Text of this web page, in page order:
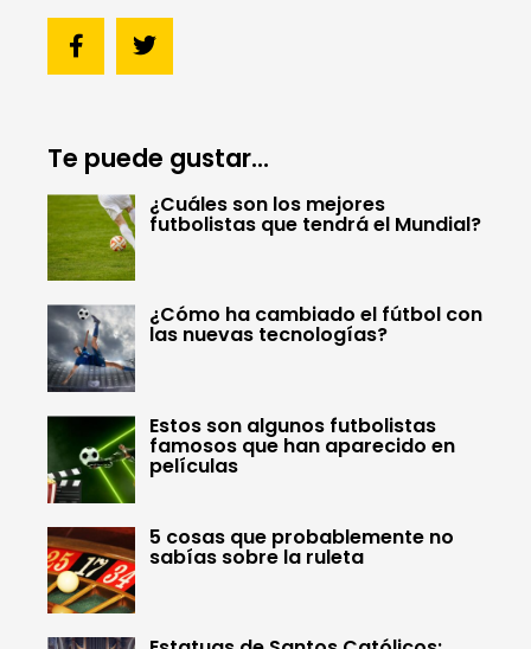
Te puede gustar...
¿Cuáles son los mejores
futbolistas que tendrá el Mundial?
¿Cómo ha cambiado el fútbol con
las nuevas tecnologías?
Estos son algunos futbolistas
famosos que han aparecido en
películas
5 cosas que probablemente no
sabías sobre la ruleta